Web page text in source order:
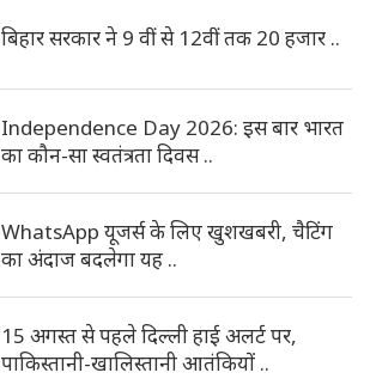
बिहार सरकार ने 9 वीं से 12वीं तक 20 हजार ..
Independence Day 2026: इस बार भारत
का कौन-सा स्वतंत्रता दिवस ..
WhatsApp यूजर्स के लिए खुशखबरी, चैटिंग
का अंदाज बदलेगा यह ..
15 अगस्त से पहले दिल्ली हाई अलर्ट पर,
पाकिस्तानी-खालिस्तानी आतंकियों ..